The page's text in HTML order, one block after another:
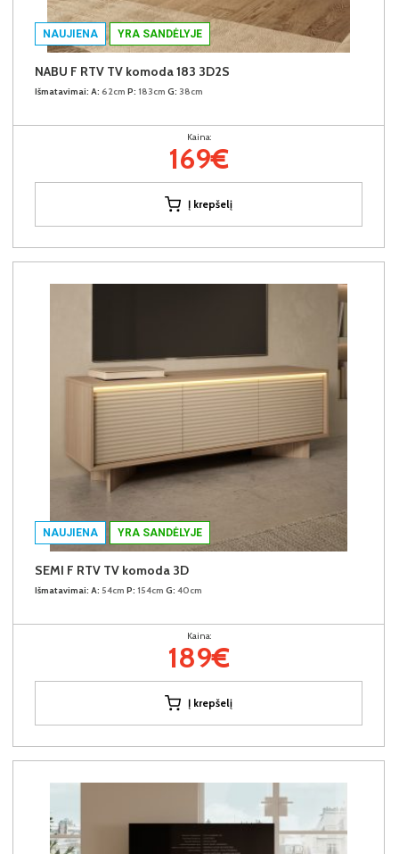
NAUJIENA YRA SANDĖLYJE
NABU F RTV TV komoda 183 3D2S
Išmatavimai: A: 62cm P: 183cm G: 38cm
Kaina:
169€
Į krepšelį
NAUJIENA YRA SANDĖLYJE
SEMI F RTV TV komoda 3D
Išmatavimai: A: 54cm P: 154cm G: 40cm
Kaina:
189€
Į krepšelį